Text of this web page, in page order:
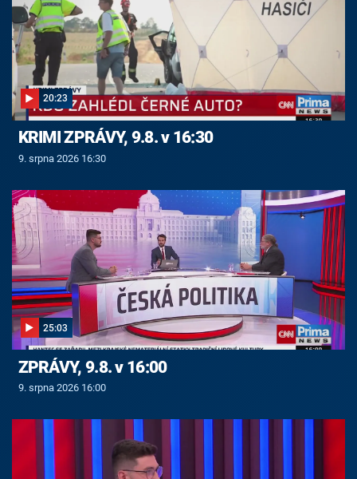
20:23
KRIMI ZPRÁVY, 9.8. v 16:30
9. srpna 2026 16:30
25:03
ZPRÁVY, 9.8. v 16:00
9. srpna 2026 16:00